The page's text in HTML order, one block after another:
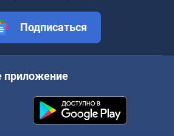
Подписаться
приложение